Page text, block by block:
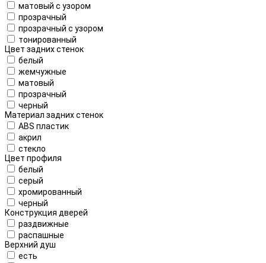
матовый с узором
прозрачный
прозрачный с узором
тонированный
Цвет задних стенок
белый
жемчужные
матовый
прозрачный
черный
Материал задних стенок
ABS пластик
акрил
стекло
Цвет профиля
белый
серый
хромированный
черный
Конструкция дверей
раздвижные
распашные
Верхний душ
есть